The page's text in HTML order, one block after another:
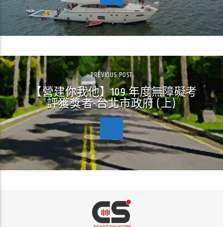
PREVIOUS POST
【營建你我他】109 年度無障礙考
評獲獎者-台北市政府 (上)